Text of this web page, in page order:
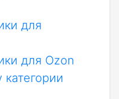
для
для Ozon